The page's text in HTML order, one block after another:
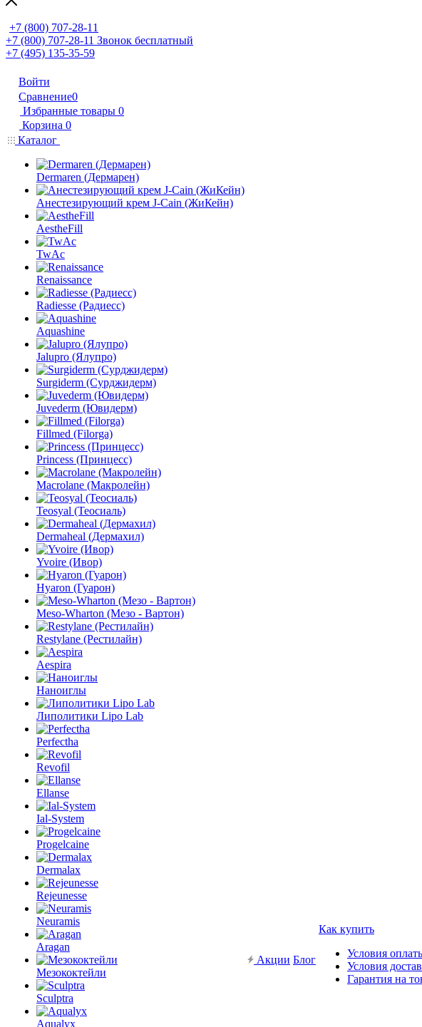
+7 (800) 707-28-11
+7 (800) 707-28-11 Звонок бесплатный
+7 (495) 135-35-59
Войти
Сравнение0
Избранные товары 0
Корзина 0
Каталог
Dermaren (Дермарен)
Анестезирующий крем J-Cain (ЖиКейн)
AestheFill
TwAc
Renaissance
Radiesse (Радиесс)
Aquashine
Jalupro (Ялупро)
Surgiderm (Сурджидерм)
Juvederm (Ювидерм)
Fillmed (Filorga)
Princess (Принцесс)
Macrolane (Макролейн)
Teosyal (Теосиаль)
Dermaheal (Дермахил)
Yvoire (Ивор)
Hyaron (Гуарон)
Meso-Wharton (Мезо - Вартон)
Restylane (Рестилайн)
Aespira
Наноиглы
Липолитики Lipo Lab
Perfectha
Revofil
Ellanse
Ial-System
Progelcaine
Dermalax
Rejeunesse
Neuramis
Aragan
Мезококтейли
Sculptra
Aqualyx
Акции Блог
Как купить
Условия
Условия
Гарантия на